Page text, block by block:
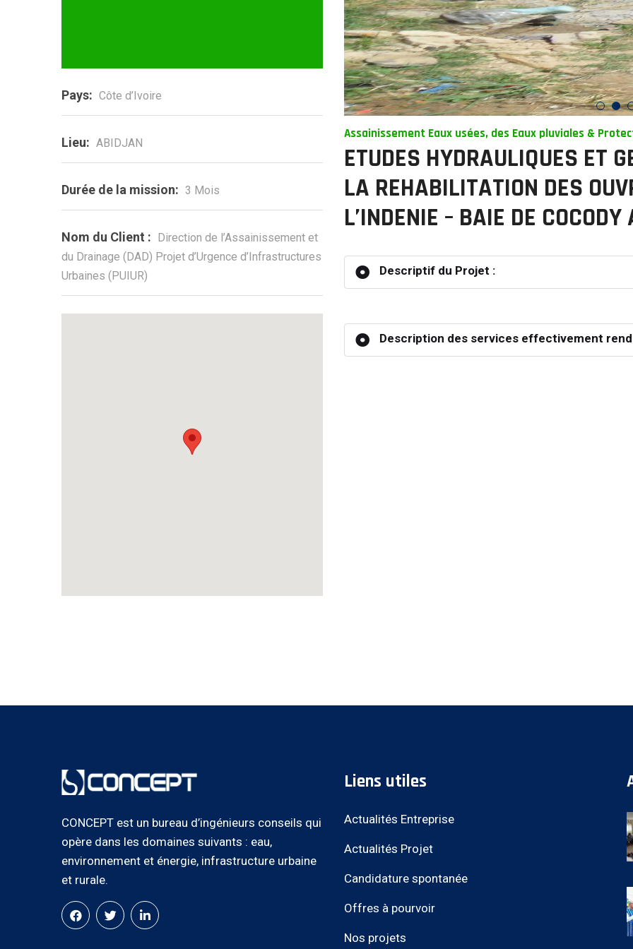
Pays: Côte d’Ivoire
Lieu: ABIDJAN
Durée de la mission: 3 Mois
Nom du Client : Direction de l’Assainissement et
du Drainage (DAD) Projet d’Urgence d’Infrastructures
Urbaines (PUIUR)
Assainissement Eaux usées, des Eaux pluviales &
ETUDES HYDRAULIQUES ET
LA REHABILITATION DES
L’INDENIE – BAIE DE
Descriptif du Projet :
Description des services effectivement
CONCEPT est un bureau d’ingénieurs conseils qui
opère dans les domaines suivants : eau,
environnement et énergie, infrastructure urbaine
et rurale.
Liens utiles
Actualités Entreprise
Actualités Projet
Candidature spontanée
Offres à pourvoir
Nos projets